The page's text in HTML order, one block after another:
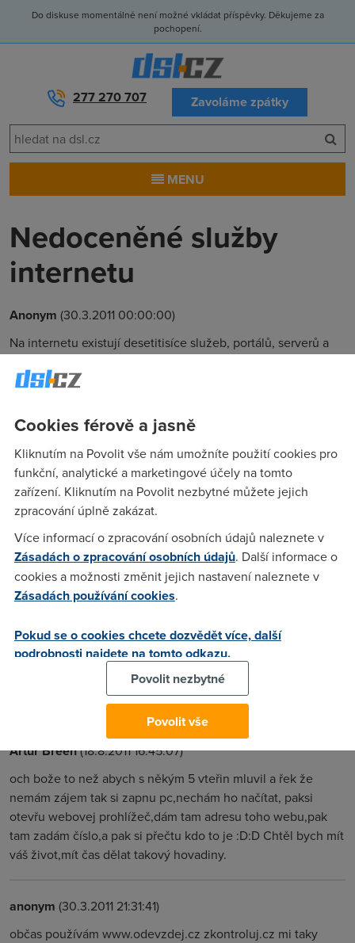
Do diskuse momentálně není možné vkládat příspěvky. Děkujeme za
pochopení.
277 270 707 Zavoláme zpátky
MENU
Nedoceněné služby
internetu
Anonym (30.3.2011 00:00:00)
Na internetu existují desetitisíce služeb, portálů, serverů a
prospívají a těší se velkému zájmu veřejnosti. Jiné neuspěly
jsou velice užitečné a přesto téměř neznámé. Podívejme se
na služby, které nedoceněné vyčkávají v koutě internetu na
svou šanci.
anonym(30.3.2011 14:09:25)
Po kliknutí na odkaz serveru Zkontroluj mi to nenačte nic...
Buď je stránka dočasně nedostupná nebo už neexistuje. Ty
telefonní čísla... Nejsem si jistý, do jaké míry je databáze
plněna i mimo USA. Nic užitečného mi to nenašlo.
anonym(30.3.2011 20:01:03)
DB telefonů používám běžně a najdeš tam čísla
marketingových agentur z ČR zcela běžně.
Artur Breen(18.8.2011 16:45:07)
och bože to než abych s někým 5 vteřin mluvil a řek že
nemám zájem tak si zapnu pc,nechám ho načítat, paksi
otevřu webovej prohlížeč,dám tam adresu toho webu,pak
tam zadám číslo,a pak si přečtu kdo to je :D:D Chtěl bych mít
váš život,mít čas dělat takový hovadiny.
anonym (30.3.2011 21:31:41)
občas používám www.odevzdej.cz zkontroluj.cz mi taky
Cookies férově a jasně
Kliknutím na Povolit vše nám umožníte použití cookies pro
funkční, analytické a marketingové účely na tomto
zařízení. Kliknutím na Povolit nezbytné můžete jejich
zpracování úplně zakázat.
Více informací o zpracování osobních údajů naleznete v
Zásadách o zpracování osobních údajů. Další informace o
cookies a možnosti změnit jejich nastavení naleznete v
Zásadách používání cookies.
Pokud se o cookies chcete dozvědět více, další
podrobnosti najdete na tomto odkazu.
Povolit nezbytné
Povolit vše